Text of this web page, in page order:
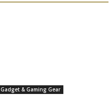
Gadget & Gaming Gear